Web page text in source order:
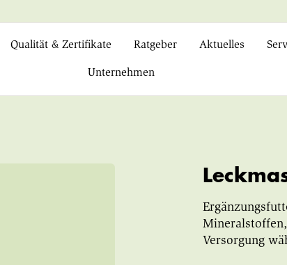
Qualität & Zertifikate Ratgeber Aktuelles
Unternehmen
Versorgung